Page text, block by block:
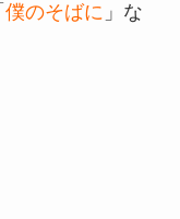
僕のそばに 」な